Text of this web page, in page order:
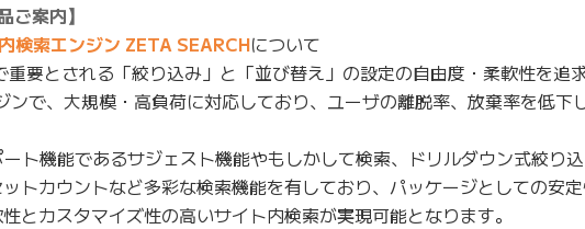
ご案内】
検索エンジン ZETA SEARCHについて
重要とされる「絞り込み」と「並び替え」の設定の自由度・柔軟性を追
で、大規模・高負荷に対応しており、ユーザの離脱率、放棄率を低下
ト機能であるサジェスト機能やもしかして検索、ドリルダウン式絞り
トカウントなど多彩な検索機能を有しており、パッケージとしての安
とカスタマイズ性の高いサイト内検索が実現可能となります。